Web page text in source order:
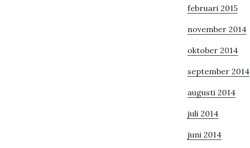
februari 2015
november 2014
oktober 2014
september 2014
augusti 2014
juli 2014
juni 2014